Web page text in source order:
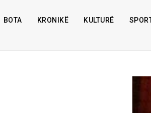
BOTA KRONIKË KULTURË